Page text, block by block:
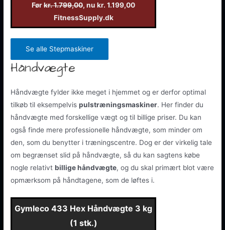
Førkr. 1.799,00, nu kr. 1.199,00
FitnessSupply.dk
Se alle Stepmaskiner
Håndvægte
Håndvægte fylder ikke meget i hjemmet og er derfor optimal
tilkøb til eksempelvispulstræningsmaskiner. Her finder du
håndvægte med forskellige vægt og til billige priser. Du kan
også finde mere professionelle håndvægte, som minder om
den, som du benytter i træningscentre. Dog er der virkelig tale
om begrænset slid på håndvægte, så du kan sagtens købe
nogle relativtbillige håndvægte, og du skal primært blot være
opmærksom på håndtagene, som de løftes i.
Gymleco 433 Hex Håndvægte 3 kg
(1 stk.)